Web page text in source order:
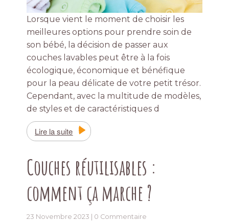
Lorsque vient le moment de choisir les
meilleures options pour prendre soin de
son bébé, la décision de passer aux
couches lavables peut être à la fois
écologique, économique et bénéfique
pour la peau délicate de votre petit trésor.
Cependant, avec la multitude de modèles,
de styles et de caractéristiques d
Lire la suite
Couches réutilisables :
comment ça marche ?
23 Novembre 2023 | 0 Commentaire